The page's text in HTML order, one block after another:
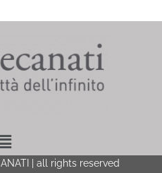
| all rights reserved